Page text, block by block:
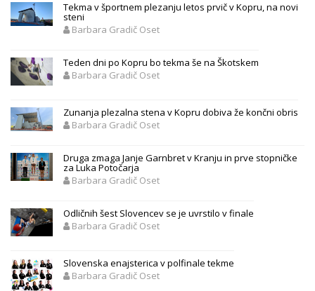
Tekma v športnem plezanju letos prvič v Kopru, na novi
steni
Barbara Gradič Oset
Teden dni po Kopru bo tekma še na Škotskem
Barbara Gradič Oset
Zunanja plezalna stena v Kopru dobiva že končni obris
Barbara Gradič Oset
Druga zmaga Janje Garnbret v Kranju in prve stopničke
za Luka Potočarja
Barbara Gradič Oset
Odličnih šest Slovencev se je uvrstilo v finale
Barbara Gradič Oset
Slovenska enajsterica v polfinale tekme
Barbara Gradič Oset